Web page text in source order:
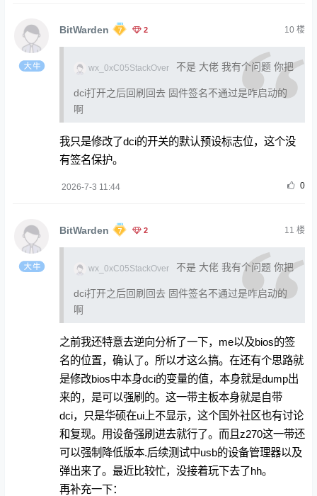
BitWarden 2 10楼
wx_0xC05StackOver 不是 大佬 我有个问题 你把
dci打开之后回刷回去 固件签名不通过是咋启动的
啊
我只是修改了dci的开关的默认预设标志位，这个没
有签名保护。
2026-7-3 11:44 0
BitWarden 2 11 楼
wx_0xC05StackOver 不是 大佬 我有个问题 你把
dci打开之后回刷回去 固件签名不通过是咋启动的
啊
之前我还特意去逆向分析了一下，me以及bios的签
名的位置，确认了。所以才这么搞。在还有个思路就
是修改bios中本身dci的变量的值，本身就是dump出
来的，是可以强刷的。这一带主板本身就是自带
dci，只是华硕在ui上不显示，这个国外社区也有讨论
和复现。用设备强刷进去就行了。而且z270这一带还
可以强制降低版本.后续测试中usb的设备管理器以及
弹出来了。最近比较忙，没接着玩下去了hh。
再补充一下：